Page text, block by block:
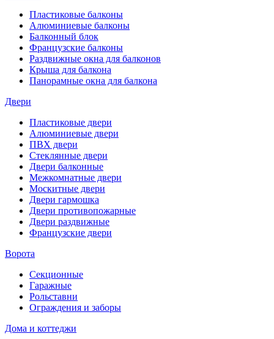
Пластиковые балконы
Алюминиевые балконы
Балконный блок
Французские балконы
Раздвижные окна для балконов
Крыша для балкона
Панорамные окна для балкона
Двери
Пластиковые двери
Алюминиевые двери
ПВХ двери
Стеклянные двери
Двери балконные
Межкомнатные двери
Москитные двери
Двери гармошка
Двери противопожарные
Двери раздвижные
Французские двери
Ворота
Секционные
Гаражные
Рольставни
Ограждения и заборы
Дома и коттеджи